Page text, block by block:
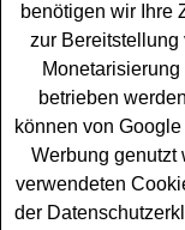
Gutschein
Wer gern einen
Urlaub gewinnen
Schwarzwald
benötigen wir Ihre
zur Bereitstellung
betrieben
können von
Werbung genutzt
verwendeten
der